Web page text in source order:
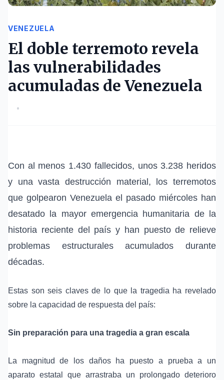
VENEZUELA
El doble terremoto revela
las vulnerabilidades
acumuladas de Venezuela
•
Con al menos 1.430 fallecidos, unos 3.238 heridos
y una vasta destrucción material, los terremotos
que golpearon Venezuela el pasado miércoles han
desatado la mayor emergencia humanitaria de la
historia reciente del país y han puesto de relieve
problemas estructurales acumulados durante
décadas.
Estas son seis claves de lo que la tragedia ha revelado
sobre la capacidad de respuesta del país:
Sin preparación para una tragedia a gran escala
La magnitud de los daños ha puesto a prueba a un
aparato estatal que arrastraba un prolongado deterioro